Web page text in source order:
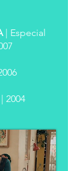
| Especial
2004